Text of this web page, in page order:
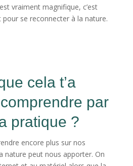
vraiment magnifique, c’est
se reconnecter à la nature.
cela t’a
par
pratique ?
encore plus sur nos
nature peut nous apporter. On